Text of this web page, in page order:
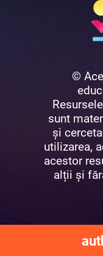
©
sunt
și
utilizarea,
acestor
alții și